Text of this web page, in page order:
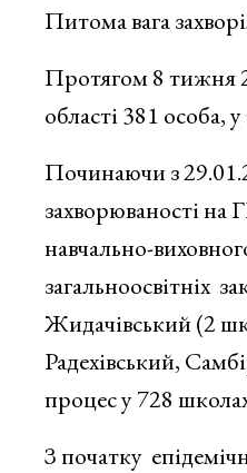
Питома вага
Протягом 8 тижня
області 381 особа,
Починаючи з
захворюваності на
навчально-
загальноосвітніх
Жидачівський (2
Радехівський,
процес у 728
З початку